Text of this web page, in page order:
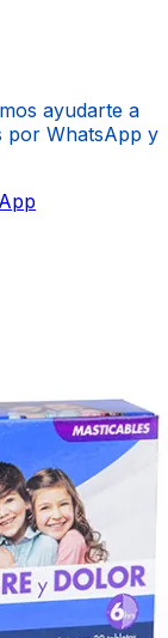
ayudarte a
por WhatsApp y